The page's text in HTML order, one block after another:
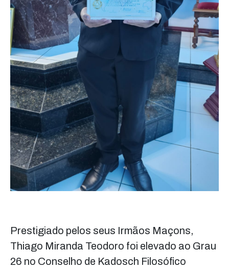
Prestigiado pelos seus Irmãos Maçons,
Thiago Miranda Teodoro foi elevado ao Grau
26 no Conselho de Kadosch Filosófico